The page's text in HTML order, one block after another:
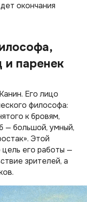
окончания
и паренек
Его лицо
философа:
к бровям,
— большой, умный,
Этой
его работы —
зрителей, а